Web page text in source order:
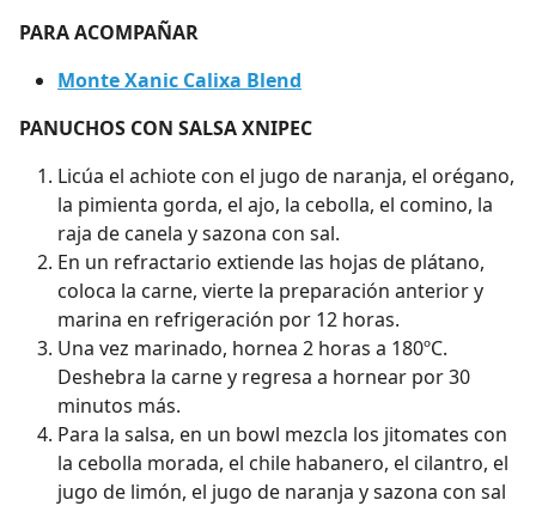
PARA ACOMPAÑAR
Monte Xanic Calixa Blend
PANUCHOS CON SALSA XNIPEC
Licúa el achiote con el jugo de naranja, el orégano,
la pimienta gorda, el ajo, la cebolla, el comino, la
raja de canela y sazona con sal.
En un refractario extiende las hojas de plátano,
coloca la carne, vierte la preparación anterior y
marina en refrigeración por 12 horas.
Una vez marinado, hornea 2 horas a 180ºC.
Deshebra la carne y regresa a hornear por 30
minutos más.
Para la salsa, en un bowl mezcla los jitomates con
la cebolla morada, el chile habanero, el cilantro, el
jugo de limón, el jugo de naranja y sazona con sal